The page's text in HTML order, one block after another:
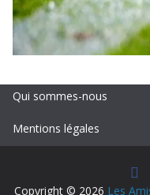
Qui sommes-nous
Mentions légales
Copyright © 2026 Les